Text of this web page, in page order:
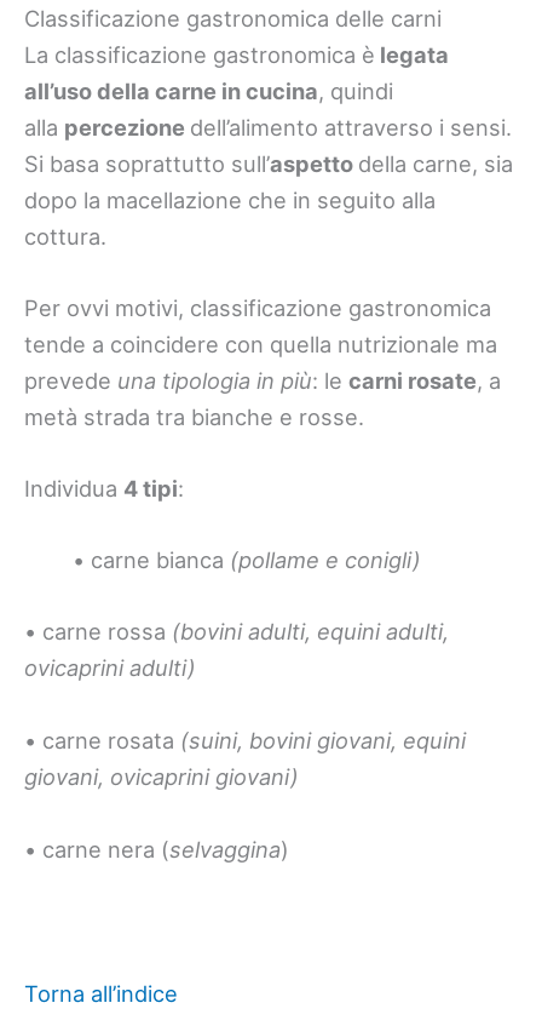
Classificazione gastronomica delle carni
La classificazione gastronomica è legata
all’uso della carne in cucina, quindi
alla percezione dell’alimento attraverso i sensi.
Si basa soprattutto sull’aspetto della carne, sia
dopo la macellazione che in seguito alla
cottura.
Per ovvi motivi, classificazione gastronomica
tende a coincidere con quella nutrizionale ma
prevede una tipologia in più: le carni rosate, a
metà strada tra bianche e rosse.
Individua 4 tipi:
• carne bianca (pollame e conigli)
• carne rossa (bovini adulti, equini adulti,
ovicaprini adulti)
• carne rosata (suini, bovini giovani, equini
giovani, ovicaprini giovani)
• carne nera (selvaggina)
Torna all’indice